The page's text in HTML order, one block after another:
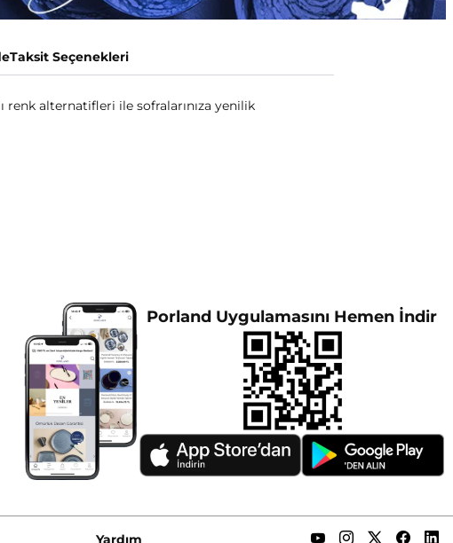
Taksit Seçenekleri
alternatifleri ile sofralarınıza yenilik
Porland Uygulamasını Hemen İndir
Yardım